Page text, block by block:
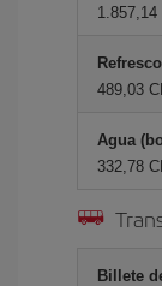
1.857,14
489,03
Agua
332,78
Billete